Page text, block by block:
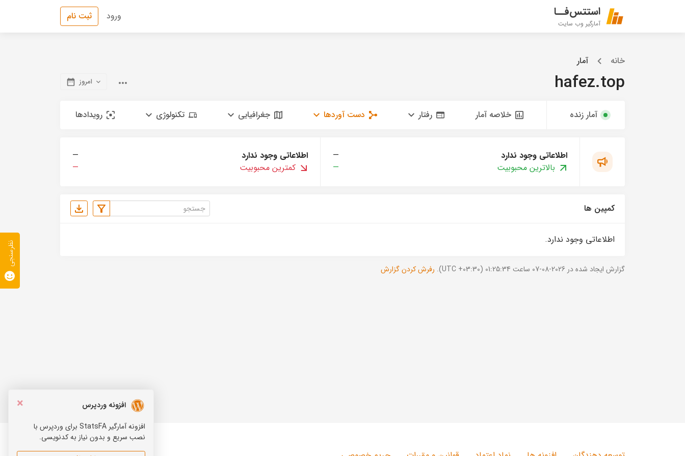
استتس‌فــا
آمارگیر وب سایت
ورود ثبت نام
خانه آمار
hafez.top امروز
آمار زنده خلاصه آمار رفتار دست آوردها جغرافیایی تکنولوژی رویدادها
اطلاعاتی وجود ندارد
—
بالاترین محبوبیت
—
اطلاعاتی وجود ندارد
—
کمترین محبوبیت
—
کمپین ها
اطلاعاتی وجود ندارد.
گزارش ایجاد شده در 2026-08-07 ساعت 01:25:34 (UTC +03:30). رفرش کردن گزارش
×
افزونه وردپرس
افزونه آمارگیر StatsFA برای وردپرس با
نصب سریع و بدون نیاز به کدنویسی.
نظرسنجی